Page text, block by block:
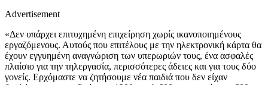
Advertisement
«Δεν υπάρχει επιτυχημένη επιχείρηση χωρίς ικανοποιημένους
εργαζόμενους. Αυτούς που επιτέλους με την ηλεκτρονική κάρτα θα
έχουν εγγυημένη αναγνώριση των υπερωριών τους, ένα ασφαλές
πλαίσιο για την τηλεργασία, περισσότερες άδειες και για τους δύο
γονείς. Ερχόμαστε να ζητήσουμε νέα παιδιά που δεν είχαν